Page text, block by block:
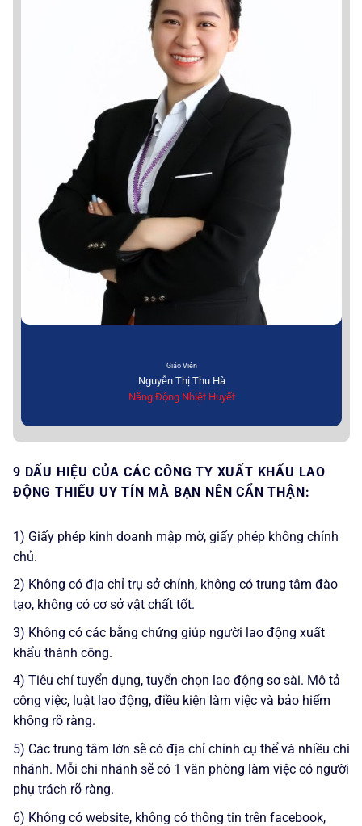
Giáo Viên
Nguyễn Thị Thu Hà
Năng Động Nhiệt Huyết
9 DẤU HIỆU CỦA CÁC CÔNG TY XUẤT KHẨU LAO
ĐỘNG THIẾU UY TÍN MÀ BẠN NÊN CẨN THẬN:
1) Giấy phép kinh doanh mập mờ, giấy phép không chính
chủ.
2) Không có địa chỉ trụ sở chính, không có trung tâm đào
tạo, không có cơ sở vật chất tốt.
3) Không có các bằng chứng giúp người lao động xuất
khẩu thành công.
4) Tiêu chí tuyển dụng, tuyển chọn lao động sơ sài. Mô tả
công việc, luật lao động, điều kiện làm việc và bảo hiểm
không rõ ràng.
5) Các trung tâm lớn sẽ có địa chỉ chính cụ thể và nhiều chi
nhánh. Mỗi chi nhánh sẽ có 1 văn phòng làm việc có người
phụ trách rõ ràng.
6) Không có website, không có thông tin trên facebook,